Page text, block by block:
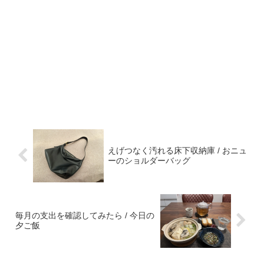
えげつなく汚れる床下収納庫 / おニュ
ーのショルダーバッグ
毎月の支出を確認してみたら / 今日の
夕ご飯